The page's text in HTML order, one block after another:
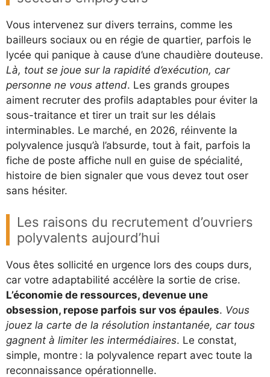
Vous intervenez sur divers terrains, comme les
bailleurs sociaux ou en régie de quartier, parfois le
lycée qui panique à cause d’une chaudière douteuse.
Là, tout se joue sur la rapidité d’exécution, car
personne ne vous attend. Les grands groupes
aiment recruter des profils adaptables pour éviter la
sous-traitance et tirer un trait sur les délais
interminables. Le marché, en 2026, réinvente la
polyvalence jusqu’à l’absurde, tout à fait, parfois la
fiche de poste affiche null en guise de spécialité,
histoire de bien signaler que vous devez tout oser
sans hésiter.
Les raisons du recrutement d’ouvriers
polyvalents aujourd’hui
Vous êtes sollicité en urgence lors des coups durs,
car votre adaptabilité accélère la sortie de crise.
L’économie de ressources, devenue une
obsession, repose parfois sur vos épaules. Vous
jouez la carte de la résolution instantanée, car tous
gagnent à limiter les intermédiaires. Le constat,
simple, montre : la polyvalence repart avec toute la
reconnaissance opérationnelle.